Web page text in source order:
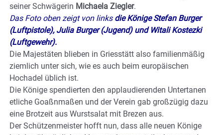
seiner Schwägerin Michaela Ziegler.
Das Foto oben zeigt von linksdie Könige Stefan Burger
(Luftpistole), Julia Burger (Jugend) und Witali Kostezki
(Luftgewehr).
Die Majestäten blieben in Griesstätt also familienmäßig
ziemlich unter sich, wie es auch beim europäischen
Hochadel üblich ist.
Die Könige spendierten den applaudierenden Untertanen
etliche Goaßnmaßen und der Verein gab großzügig dazu
eine Brotzeit aus Wurstsalat mit Brezen aus.
Der Schützenmeister hofft nun, dass alle neuen Könige